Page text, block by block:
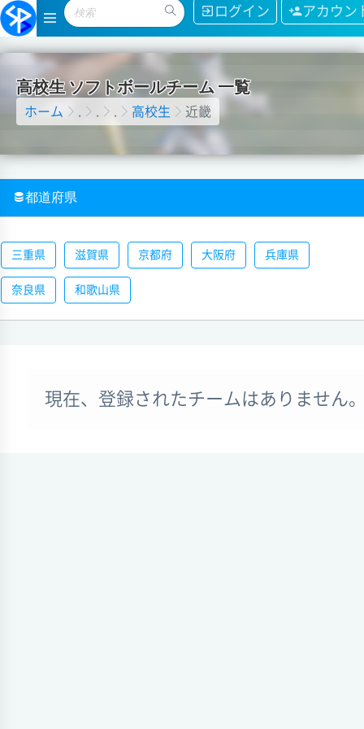
ログイン アカウン
高校生ソフ トボールチーム一覧
ホーム 高校生 近畿
都道府県
三重県 滋賀県 京都府 大阪府 兵庫県
奈良県 和歌山県
現在、登録されたチームはありません